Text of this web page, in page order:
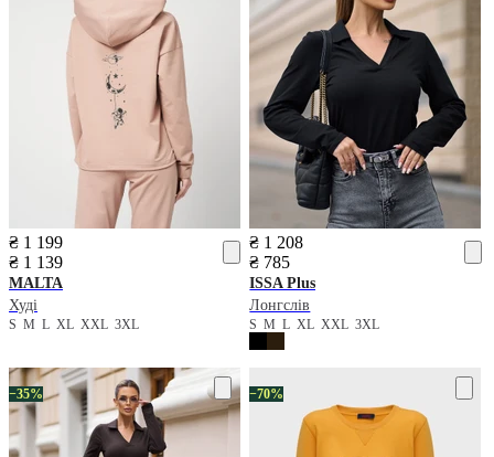
₴ 1 199
₴ 1 139
MALTA
Худі
S M L XL XXL 3XL
₴ 1 208
₴ 785
ISSA Plus
Лонгслів
SMLXLXXL3XL
−35% −70%